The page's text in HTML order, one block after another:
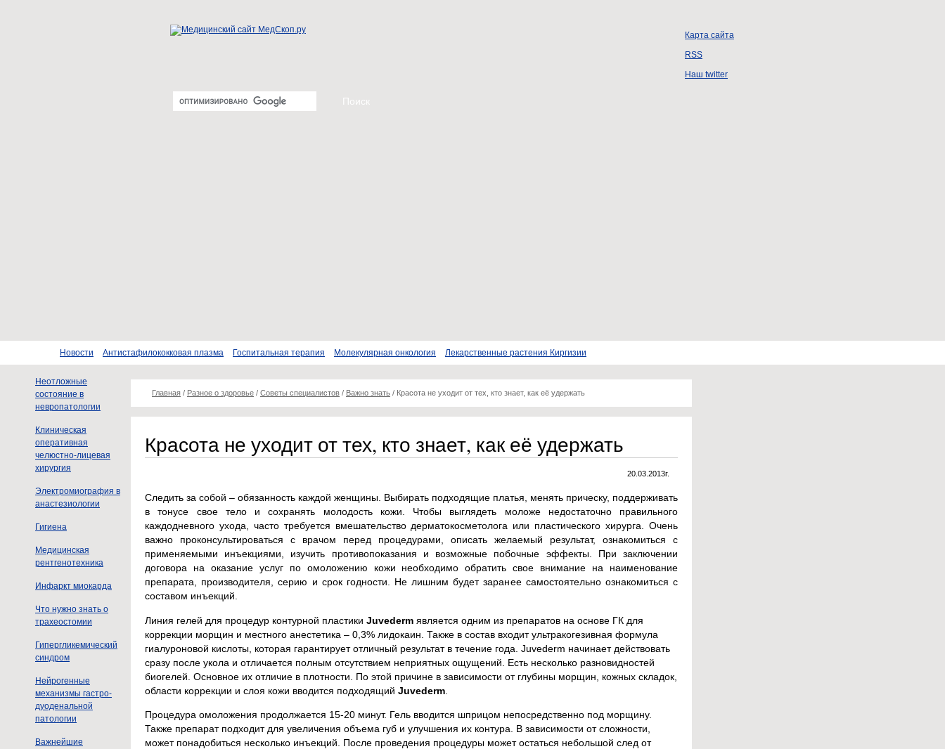
Карта сайта
RSS
Наш twitter
Новости Антистафилококковая плазма Госпитальная терапия Молекулярная онкология Лекарственные растения Киргизии
Неотложные
состояние в
невропатологии
Клиническая
оперативная
челюстно-лицевая
хирургия
Электромиография в
анастезиологии
Гигиена
Медицинская
рентгенотехника
Инфаркт миокарда
Что нужно знать о
трахеостомии
Гипергликемический
синдром
Нейрогенные
механизмы гастро-
дуоденальной
патологии
Важнейшие
Главная / Разное о здоровье / Советы специалистов / Важно знать / Красота не уходит от тех, кто знает, как её удержать
Красота не уходит от тех, кто знает, как её удержать
20.03.2013г.
Следить за собой – обязанность каждой женщины. Выбирать подходящие платья, менять прическу, поддерживать
в тонусе свое тело и сохранять молодость кожи. Чтобы выглядеть моложе недостаточно правильного
каждодневного ухода, часто требуется вмешательство дерматокосметолога или пластического хирурга. Очень
важно проконсультироваться с врачом перед процедурами, описать желаемый результат, ознакомиться с
применяемыми инъекциями, изучить противопоказания и возможные побочные эффекты. При заключении
договора на оказание услуг по омоложению кожи необходимо обратить свое внимание на наименование
препарата, производителя, серию и срок годности. Не лишним будет заранее самостоятельно ознакомиться с
составом инъекций.
Линия гелей для процедур контурной пластики Juvederm является одним из препаратов на основе ГК для
коррекции морщин и местного анестетика – 0,3% лидокаин. Также в состав входит ультракогезивная формула
гиалуроновой кислоты, которая гарантирует отличный результат в течение года. Juvederm начинает действовать
сразу после укола и отличается полным отсутствием неприятных ощущений. Есть несколько разновидностей
биогелей. Основное их отличие в плотности. По этой причине в зависимости от глубины морщин, кожных складок,
области коррекции и слоя кожи вводится подходящий Juvederm
Процедура омоложения продолжается 15-20 минут. Гель вводится шприцом непосредственно под морщину.
Также препарат подходит для увеличения объема губ и улучшения их контура. В зависимости от сложности,
может понадобиться несколько инъекций. После проведения процедуры может остаться небольшой след от